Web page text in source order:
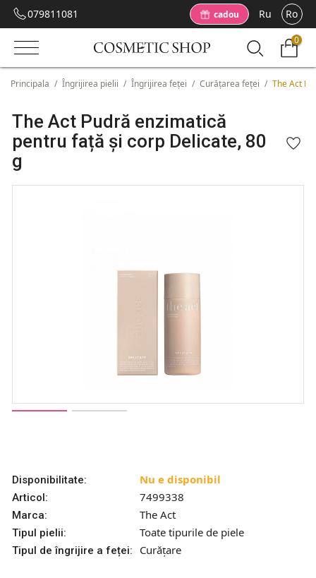
079811081 cadou Ru Ro
0
Principala / Îngrijirea pielii / Îngrijirea feței / Curățarea feței / The Act
The Act Pudră enzimatică
pentru față și corp Delicate, 80
g
Disponibilitate: Nu e disponibil
Articol: 7499338
Marca: The Act
Tipul pielii: Toate tipurile de piele
Tipul de îngrijire a feței: Curățare